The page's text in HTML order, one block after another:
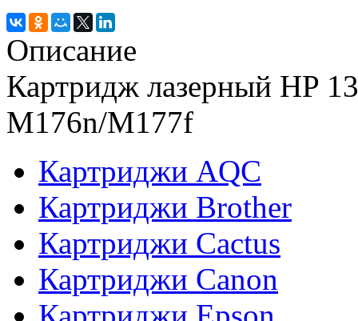
Описание
Картридж лазерный HP
M176n/M177f
Картриджи AQC
Картриджи Brother
Картриджи Cactus
Картриджи Canon